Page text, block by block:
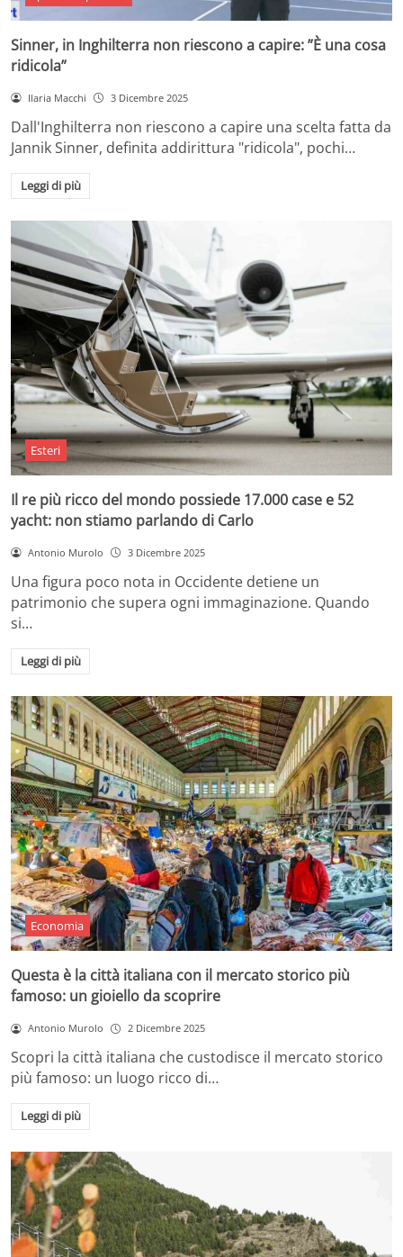
Sinner, in Inghilterra non riescono a capire: ”È una cosa
ridicola”
Ilaria Macchi 3 Dicembre 2025
Dall'Inghilterra non riescono a capire una scelta fatta da
Jannik Sinner, definita addirittura "ridicola", pochi…
Leggi di più
Esteri
Il re più ricco del mondo possiede 17.000 case e 52
yacht: non stiamo parlando di Carlo
Antonio Murolo 3 Dicembre 2025
Una figura poco nota in Occidente detiene un
patrimonio che supera ogni immaginazione. Quando
si…
Leggi di più
Economia
Questa è la città italiana con il mercato storico più
famoso: un gioiello da scoprire
Antonio Murolo 2 Dicembre 2025
Scopri la città italiana che custodisce il mercato storico
più famoso: un luogo ricco di…
Leggi di più